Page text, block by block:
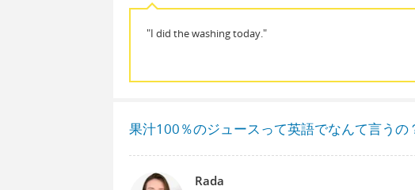
"I did the washing today."
果汁100％のジュースって英語でなんて言うの
Rada